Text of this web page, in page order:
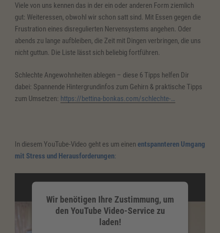
Akzeptieren
powered byUsercentrics Consent
Management Platform &eRecht24
Viele von uns kennen das in der ein oder anderen Form ziemlich
gut: Weiteressen, obwohl wir schon satt sind. Mit Essen gegen die
Frustration eines disregulierten Nervensystems angehen. Oder
abends zu lange aufbleiben, die Zeit mit Dingen verbringen, die uns
nicht guttun. Die Liste lässt sich beliebig fortführen.
Schlechte Angewohnheiten ablegen – diese 6 Tipps helfen Dir
dabei: Spannende Hintergrundinfos zum Gehirn & praktische Tipps
zum Umsetzen: https://bettina-bonkas.com/schlechte-…
In diesem YouTube-Video geht es um einen entspannteren Umgang
mit Stress und Herausforderungen:
Wir benötigen Ihre Zustimmung, um
den YouTube Video-Service zu
laden!